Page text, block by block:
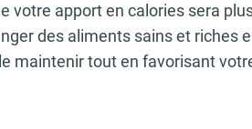
votre apport en calories sera
des aliments sains et riches
maintenir tout en favorisant